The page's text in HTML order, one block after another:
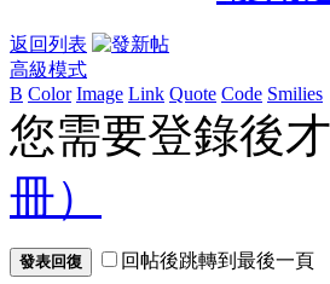
返回列表
高級模式
B Color Image Link Quote Code Smilies
您需要登錄後
冊）
發表回復 回帖後跳轉到最後一頁